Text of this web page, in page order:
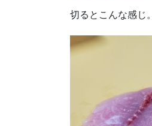
切るとこんな感じ。